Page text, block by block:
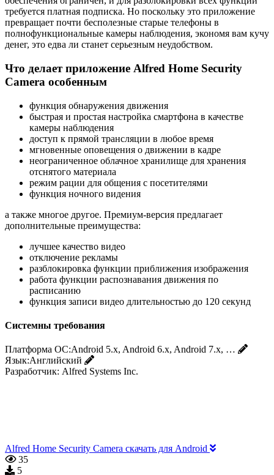
требуется платная подписка. Но поскольку это приложение
превращает почти бесполезные старые телефоны в
полнофункциональные камеры наблюдения, экономя вам кучу
денег, это едва ли станет серьезным неудобством.
Что делает приложение Alfred Home Security
Camera особенным
функция обнаружения движения
быстрая и простая настройка смартфона в качестве
камеры наблюдения
доступ к прямой трансляции в любое время
мгновенные оповещения о движении в кадре
неограниченное облачное хранилище для хранения
отснятого материала
режим рации для общения с посетителями
функция ночного видения
а также многое другое. Премиум-версия предлагает
дополнительные преимущества:
лучшее качество видео
отключение рекламы
разблокировка функции приближения изображения
работа функции распознавания движения по
расписанию
функция записи видео длительностью до 120 секунд
Системны требования
Платформа ОС:Android 5.x, Android 6.x, Android 7.x, …
Язык:Английский
Разработчик: Alfred Systems Inc.
Alfred Home Security Camera скачать для Android
35
5